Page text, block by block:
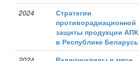
2024
Стратегии
противорадиационной
защиты продукции АПК
в Республике Беларусь